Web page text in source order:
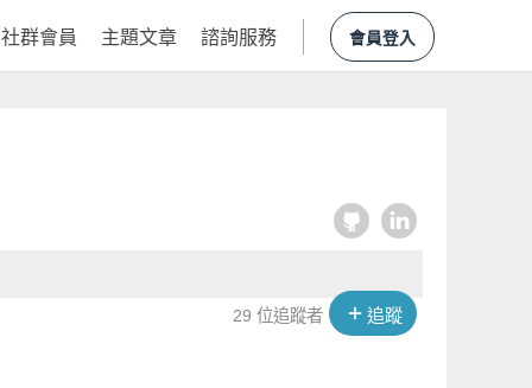
社群會員 主題文章 諮詢服務 會員登入
29 位追蹤者 追蹤